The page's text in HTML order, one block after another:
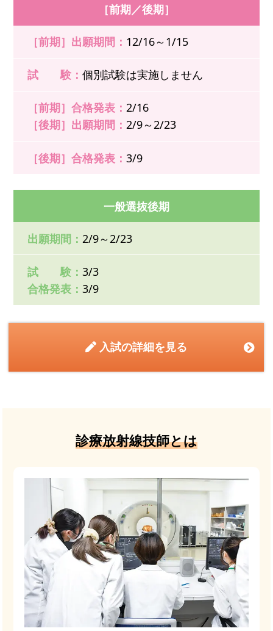
［前期／後期］
［前期］出願期間： 12/16～1/15
試 験：個別試験は実施しません
［前期］合格発表：2/16
［後期］出願期間：2/9～2/23
［後期］合格発表：3/9
一般選抜後期
出願期間：2/9～2/23
試 験：3/3
合格発表：3/9
入試の詳細を見る
診療放射線技師とは